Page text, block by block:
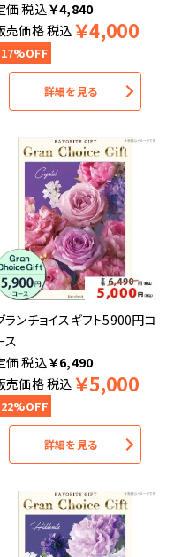
税込￥4,840
売価格税込 ￥4,000
17%OFF
詳細を見る
ランチョイスギフト5900円コ
ス
税込￥6,490
売価格税込 ￥5,000
22%OFF
詳細を見る